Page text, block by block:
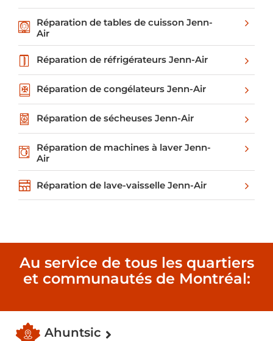
Réparation de tables de cuisson Jenn-
Air
Réparation de réfrigérateurs Jenn-Air
Réparation de congélateurs Jenn-Air
Réparation de sécheuses Jenn-Air
Réparation de machines à laver Jenn-
Air
Réparation de lave-vaisselle Jenn-Air
Au service de tous les quartiers
et communautés de Montréal:
Ahuntsic